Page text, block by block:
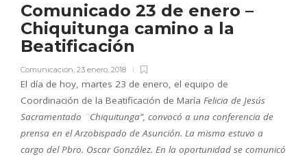
Comunicado 23 de enero –
Chiquitunga camino a la
Beatificación
Comunicación, 23 enero, 2018
El día de hoy, martes 23 de enero, el equipo de
Coordinación de la Beatificación de María Felicia de Jesús
Sacramentado ¨Chiquitunga”, convocó a una conferencia de
prensa en el Arzobispado de Asunción. La misma estuvo a
cargo del Pbro. Oscar González. En la oportunidad se comunicó